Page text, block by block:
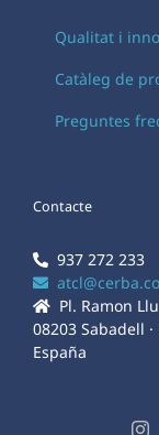
Qualitat i
Catàleg de
Preguntes
Contacte
937 272 233
Pl. Ramon
08203 Sabadell
España